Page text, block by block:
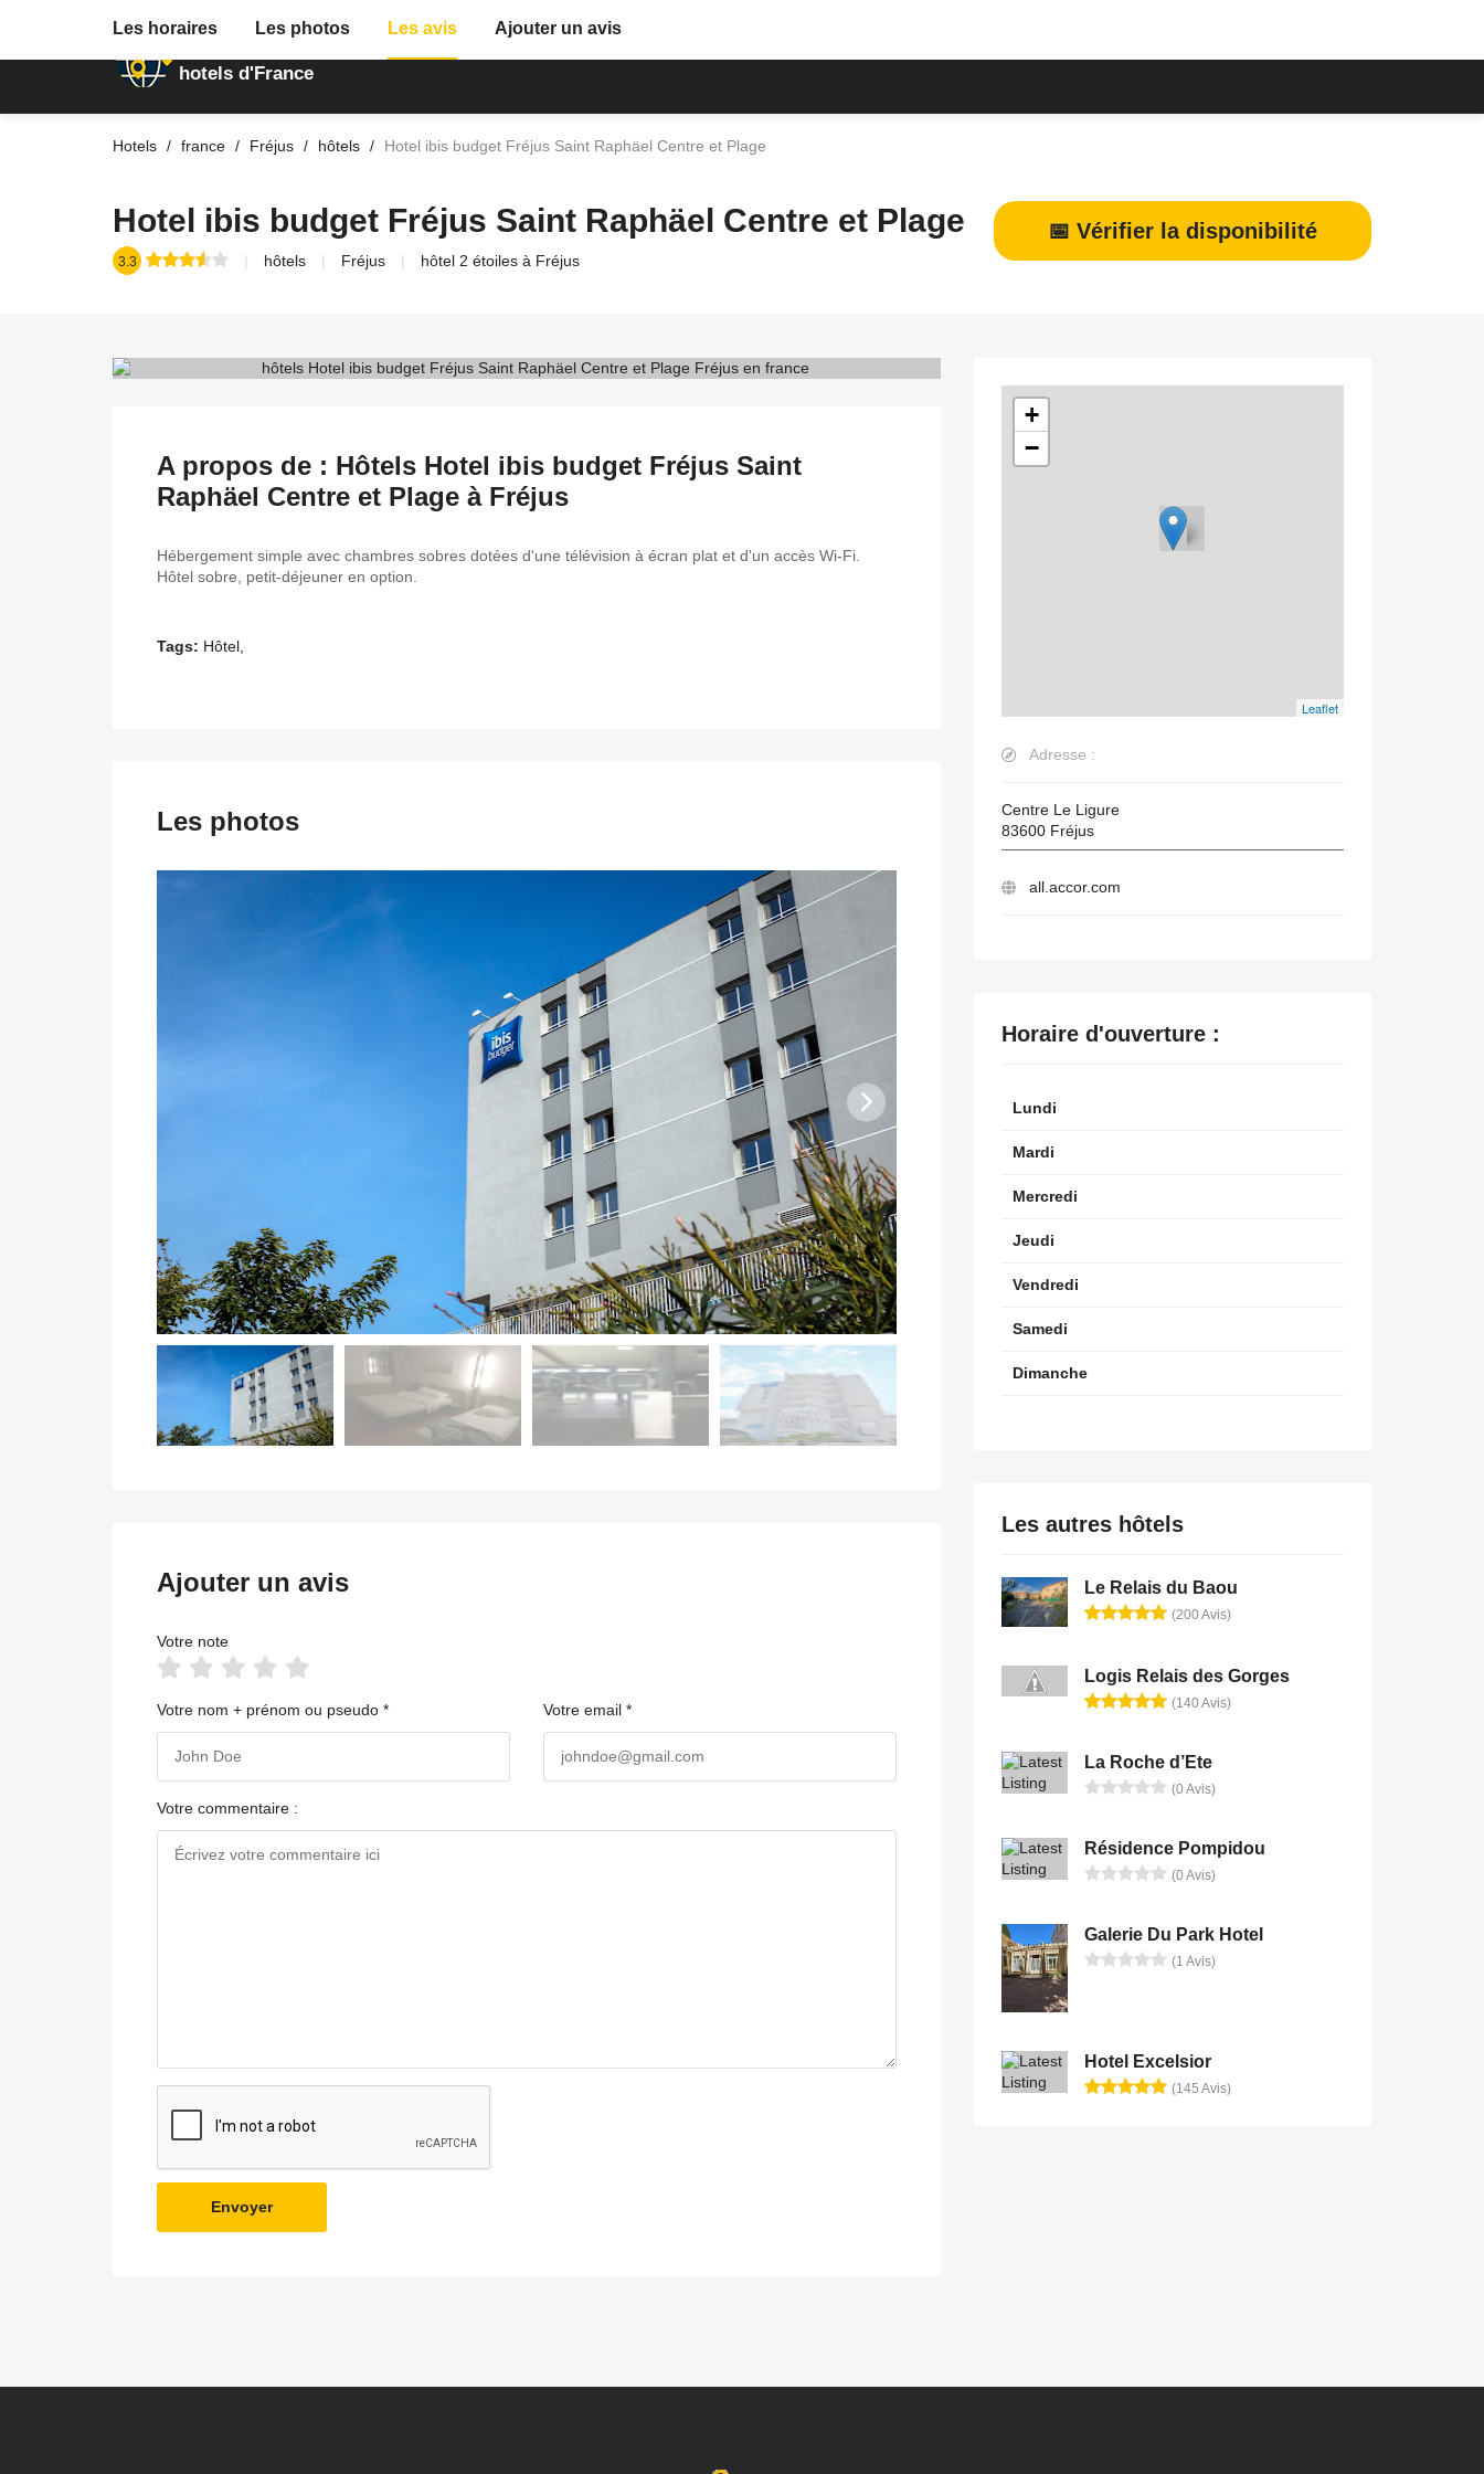
Annuaire des
hotels d'France
Hotels france Fréjus hôtels Hotel ibis budget Fréjus Saint Raphäel Centre et Plage
Hotel ibis budget Fréjus Saint Raphäel Centre et Plage
3.3 hôtels Fréjus hôtel 2 étoiles à Fréjus
📅 Vérifier la disponibilité
Les horaires Les photos Les avis Ajouter un avis
A propos de : Hôtels Hotel ibis budget Fréjus Saint
Raphäel Centre et Plage à Fréjus
Hébergement simple avec chambres sobres dotées d'une télévision à écran plat et d'un accès Wi-Fi.
Hôtel sobre, petit-déjeuner en option.
Tags: Hôtel,
Les photos
Ajouter un avis
Votre note
Votre nom + prénom ou pseudo * Votre email *
Votre commentaire :
Envoyer
+
−
Leaflet
Adresse :
Centre Le Ligure
83600 Fréjus
all.accor.com
Horaire d'ouverture :
Lundi
Mardi
Mercredi
Jeudi
Vendredi
Samedi
Dimanche
Les autres hôtels
Le Relais du Baou
(200 Avis)
Logis Relais des Gorges
(140 Avis)
La Roche d’Ete
(0 Avis)
Résidence Pompidou
(0 Avis)
Galerie Du Park Hotel
(1 Avis)
Hotel Excelsior
(145 Avis)